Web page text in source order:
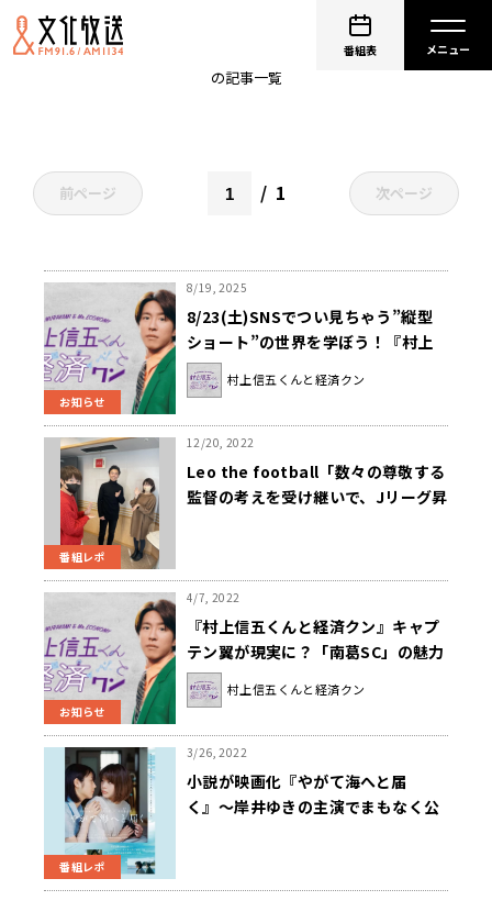
番組表
の記事一覧
前ページ 1 次ページ
お知らせ
8/19, 2025
8/23(土)SNSでつい見ちゃう”縦型
ショート”の世界を学ぼう！『村上
信五くんと経済クン』
村上信五くんと経済クン
番組レポ
12/20, 2022
Leo the football「数々の尊敬する
監督の考えを受け継いで、Jリーグ昇
お知らせ
4/7, 2022
『村上信五くんと経済クン』キャプ
テン翼が現実に？「南葛SC」の魅力
と経済！
村上信五くんと経済クン
番組レポ
3/26, 2022
小説が映画化『やがて海へと届
く』〜岸井ゆきの主演でまもなく公